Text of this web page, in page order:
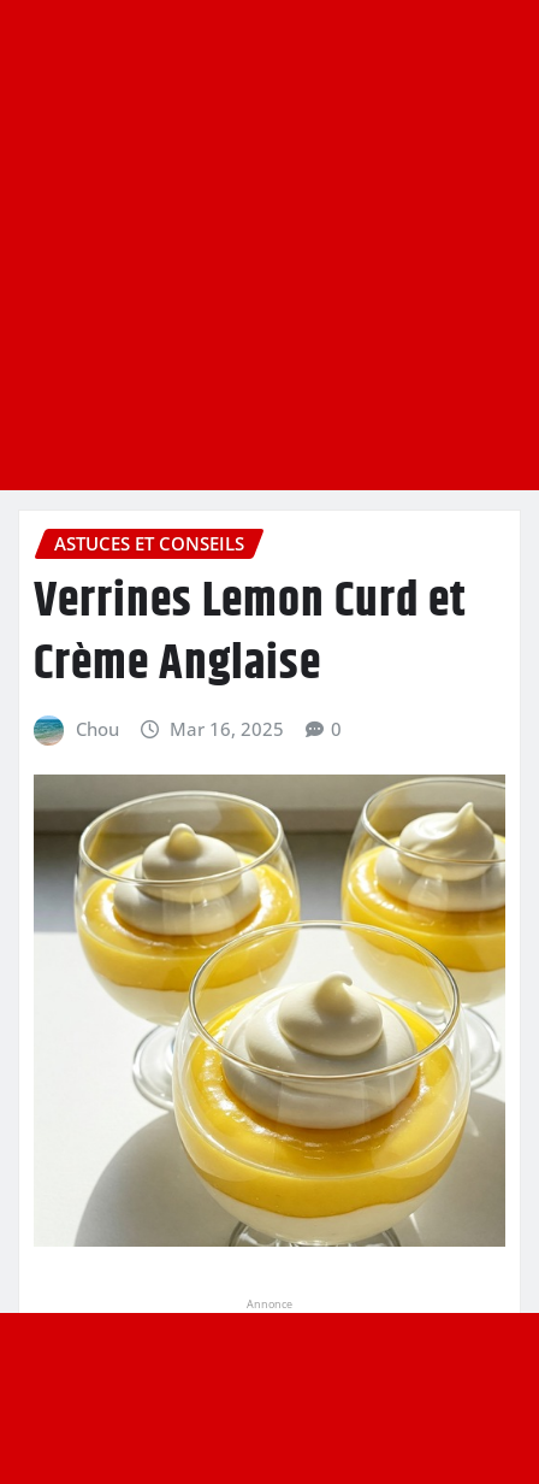
ASTUCES ET CONSEILS
Verrines Lemon Curd et
Crème Anglaise
Chou Mar 16, 2025 0
Annonce